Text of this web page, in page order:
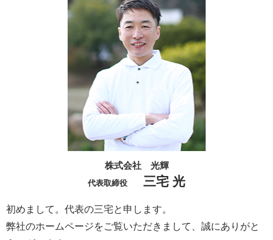
株式会社 光輝
代表取締役 三宅 光
初めまして。代表の三宅と申します。
弊社のホームページをご覧いただきまして、誠にありがと